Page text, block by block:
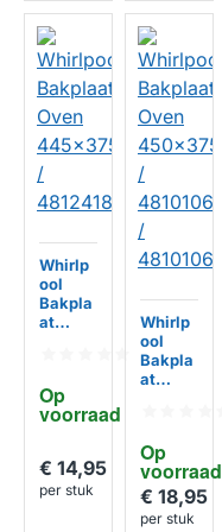
Op
voorraad
Whirlp
ool
Bakpla
at
481241
838127
€ 14,95
per stuk
Op
voorraad
Whirlp
ool
Bakpla
at
481010
674818
/
481010
€ 18,95
per stuk